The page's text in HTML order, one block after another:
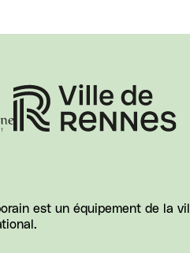
est un équipement de la